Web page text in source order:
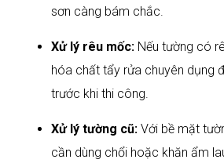
sơn càng bám chắc.
Xử lý rêu mốc: Nếu tường có
hóa chất tẩy rửa chuyên dụng
trước khi thi công.
Xử lý tường cũ: Với bề mặt
cần dùng chổi hoặc khăn ẩm